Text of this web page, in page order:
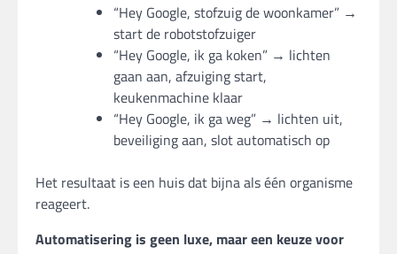
“Hey Google, stofzuig de woonkamer” →
start de robotstofzuiger
“Hey Google, ik ga koken” → lichten
gaan aan, afzuiging start,
keukenmachine klaar
“Hey Google, ik ga weg” → lichten uit,
beveiliging aan, slot automatisch op
Het resultaat is een huis dat bijna als één organisme
reageert.
Automatisering is geen luxe, maar een keuze voor